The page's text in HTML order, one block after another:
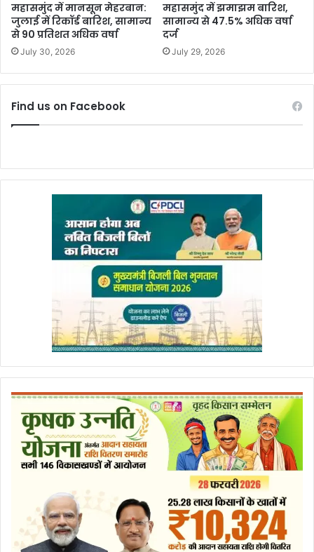
महासमुंद में मानसून मेहरबान:
जुलाई में रिकॉर्ड बारिश, सामान्य
से 90 प्रतिशत अधिक वर्षा
July 30, 2026
महासमुंद में झमाझम बारिश,
सामान्य से 47.5% अधिक वर्षा
दर्ज
July 29, 2026
Find us on Facebook